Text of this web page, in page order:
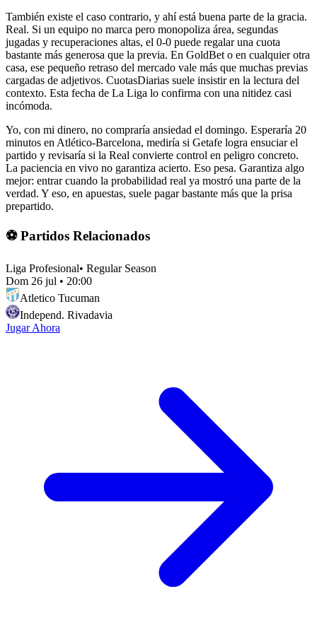
También existe el caso contrario, y ahí está buena parte de la gracia.
Real. Si un equipo no marca pero monopoliza área, segundas
jugadas y recuperaciones altas, el 0-0 puede regalar una cuota
bastante más generosa que la previa. En GoldBet o en cualquier otra
casa, ese pequeño retraso del mercado vale más que muchas previas
cargadas de adjetivos. CuotasDiarias suele insistir en la lectura del
contexto. Esta fecha de La Liga lo confirma con una nitidez casi
incómoda.
Yo, con mi dinero, no compraría ansiedad el domingo. Esperaría 20
minutos en Atlético-Barcelona, mediría si Getafe logra ensuciar el
partido y revisaría si la Real convierte control en peligro concreto.
La paciencia en vivo no garantiza acierto. Eso pesa. Garantiza algo
mejor: entrar cuando la probabilidad real ya mostró una parte de la
verdad. Y eso, en apuestas, suele pagar bastante más que la prisa
prepartido.
⚽ Partidos Relacionados
Liga Profesional• Regular Season
Dom 26 jul • 20:00
Atletico Tucuman
Independ. Rivadavia
Jugar Ahora